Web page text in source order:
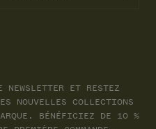
ET RESTEZ
NOUVELLES COLLECTIONS
BÉNÉFICIEZ DE 10 %